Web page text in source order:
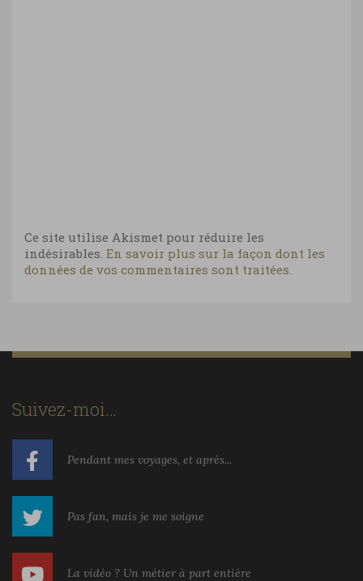
Ce site utilise Akismet pour réduire les
indésirables. En savoir plus sur la façon dont les
données de vos commentaires sont traitées
Suivez-moi…
Pendant mes voyages, et après...
Pas fan, mais je me soigne
La vidéo ? Un métier à part entière